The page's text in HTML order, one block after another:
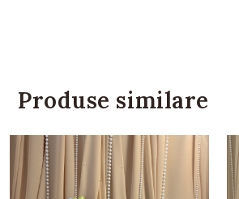
Produse similare